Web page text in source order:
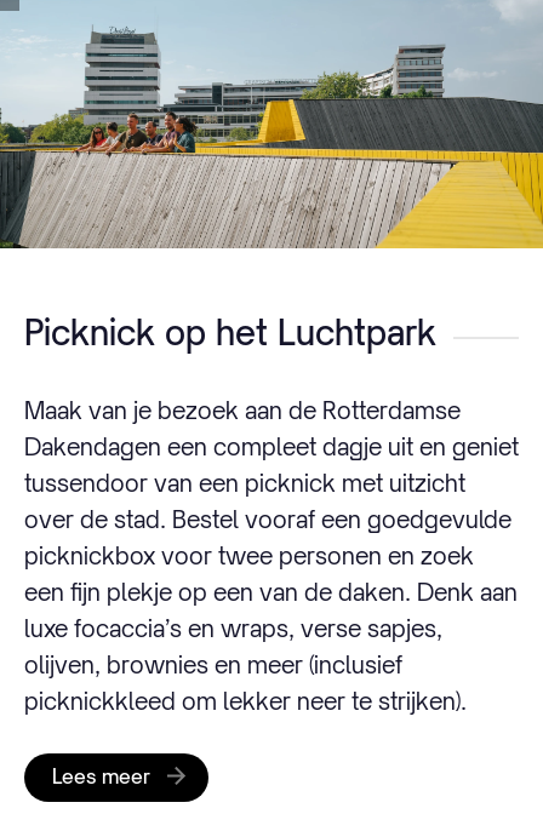
Picknick op het Luchtpark
Maak van je bezoek aan de Rotterdamse
Dakendagen een compleet dagje uit en geniet
tussendoor van een picknick met uitzicht
over de stad. Bestel vooraf een goedgevulde
picknickbox voor twee personen en zoek
een fijn plekje op een van de daken. Denk aan
luxe focaccia’s en wraps, verse sapjes,
olijven, brownies en meer (inclusief
picknickkleed om lekker neer te strijken).
Lees meer